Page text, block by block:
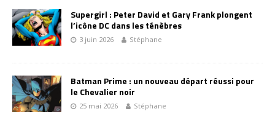
Supergirl : Peter David et Gary Frank plongent
l’icône DC dans les ténèbres
3 juin 2026 Stéphane
Batman Prime : un nouveau départ réussi pour
le Chevalier noir
25 mai 2026 Stéphane